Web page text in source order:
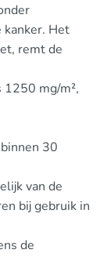
kanker. Het
remt de
1250 mg/m²,
30
van de
bij gebruik in
de